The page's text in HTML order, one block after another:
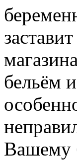
бельём
Вашему